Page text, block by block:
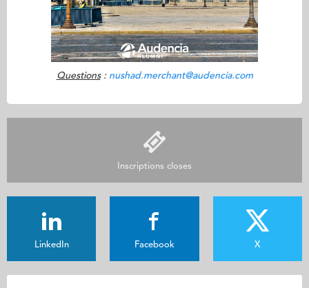
Questions: nushad.merchant@audencia.com
Inscriptions closes
LinkedIn Facebook X